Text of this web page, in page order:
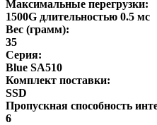
Максимальные перегрузки:
1500G длительностью 0.5 мс
Вес (грамм):
35
Серия:
Blue SA510
Комплект поставки:
SSD
Пропускная способность
6